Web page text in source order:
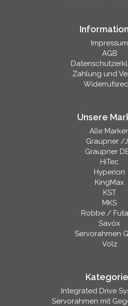
Impressum
AGB
Zahlung und
Unsere
Alle
Graupner /
Graupner
HiTec
Hyperion
KingMax
KST
MKS
Robbe /
Savöx
Servorahmen
Volz
Integrated Drive
Servorahmen mit